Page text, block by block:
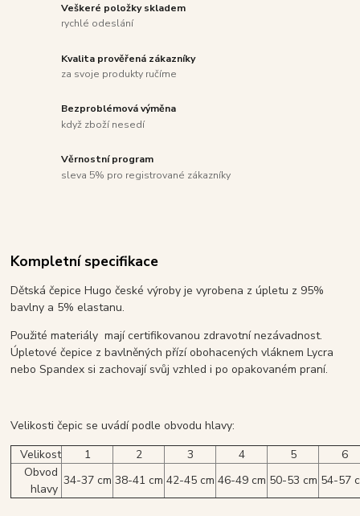
Veškeré položky skladem
rychlé odeslání
Kvalita prověřená zákazníky
za svoje produkty ručíme
Bezproblémová výměna
když zboží nesedí
Věrnostní program
sleva 5% pro registrované zákazníky
Kompletní specifikace
Dětská čepice Hugo české výroby je vyrobena z úpletu z 95%
bavlny a 5% elastanu.
Použité materiály mají certifikovanou zdravotní nezávadnost.
Úpletové čepice z bavlněných přízí obohacených vláknem Lycra
nebo Spandex si zachovají svůj vzhled i po opakovaném praní.
Velikosti čepic se uvádí podle obvodu hlavy:
Velikost
1 2 3 4 5
6
Obvod
hlavy
34-37 cm 38-41 cm 42-45 cm 46-49 cm 50-53 cm 54-57